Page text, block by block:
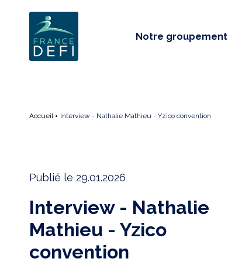
Notre groupement
Accueil Interview - Nathalie Mathieu - Yzico convention
Publié le 29.01.2026
Interview - Nathalie
Mathieu - Yzico
convention